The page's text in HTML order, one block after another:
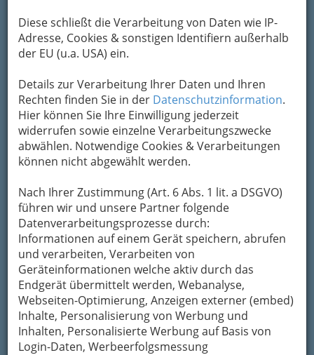
Diese schließt die Verarbeitung von Daten wie IP-
Adresse, Cookies & sonstigen Identifiern außerhalb
der EU (u.a. USA) ein.
Details zur Verarbeitung Ihrer Daten und Ihren
Rechten finden Sie in der Datenschutzinformation.
Hier können Sie Ihre Einwilligung jederzeit
widerrufen sowie einzelne Verarbeitungszwecke
abwählen. Notwendige Cookies & Verarbeitungen
können nicht abgewählt werden.
Nach Ihrer Zustimmung (Art. 6 Abs. 1 lit. a DSGVO)
führen wir und unsere Partner folgende
Datenverarbeitungsprozesse durch:
Informationen auf einem Gerät speichern, abrufen
und verarbeiten, Verarbeiten von
Geräteinformationen welche aktiv durch das
Endgerät übermittelt werden, Webanalyse,
Webseiten-Optimierung, Anzeigen externer (embed)
Inhalte, Personalisierung von Werbung und
Inhalten, Personalisierte Werbung auf Basis von
Login-Daten, Werbeerfolgsmessung
Adresse mit Google Maps anschauen
Kontaktaufnahme
Um die Info-Graz Firmenvor Spam-Mails zu
bewahren , verwenden wir an dieser Stelle zur
Übermittlung Ihrer Nachricht ein sicheres
Formular. Ihre Nachricht wird nach dem
Absenden umgehend per Mail an das
Unternehmen Reiterhof und Lipizzanergestüt
Zur schwarzen Föhre weitergeleitet.
Mein Name
Meine Email Adresse
Mein Betreff